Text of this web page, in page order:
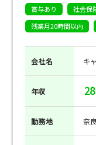
賞与あり 社会保
残業月20時間以内
会社名 キ
年収
勤務地 奈